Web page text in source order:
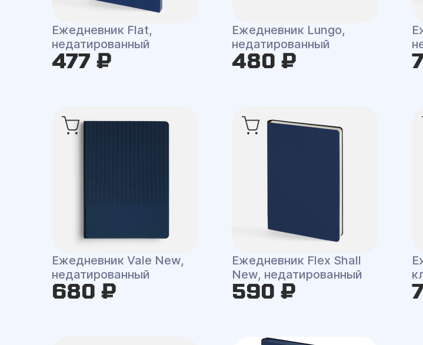
Ежедневник Flat,
недатированный
477 ₽
Ежедневник Lungo,
недатированный
480 ₽
Ежедневник Vale New,
недатированный
680 ₽
Ежедневник Flex Shall
New, недатированный
590 ₽